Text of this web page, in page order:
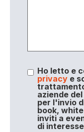
Ho letto e
privacye
aziende
per l'invio
book,
inviti a
di